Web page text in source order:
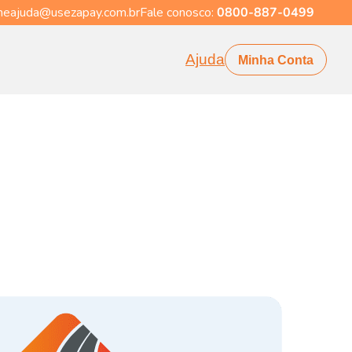
Fale conosco: 0800-887-0499
Ajuda Minha Conta